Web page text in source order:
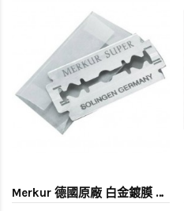
Merkur 德國原廠 白金鍍膜 刮鬍刀片 (單片體驗)